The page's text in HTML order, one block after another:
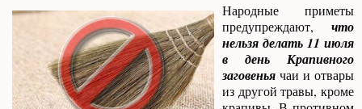
Народные приметы
предупреждают, что
нельзя делать 11 июля
в день Крапивного
заговенья чаи и отвары
из другой травы, кроме